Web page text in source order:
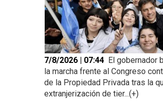
7/8/2026 | 07:44 El gobernador
la marcha frente al Congreso
de la Propiedad Privada tras la
extranjerización de tier...(+)